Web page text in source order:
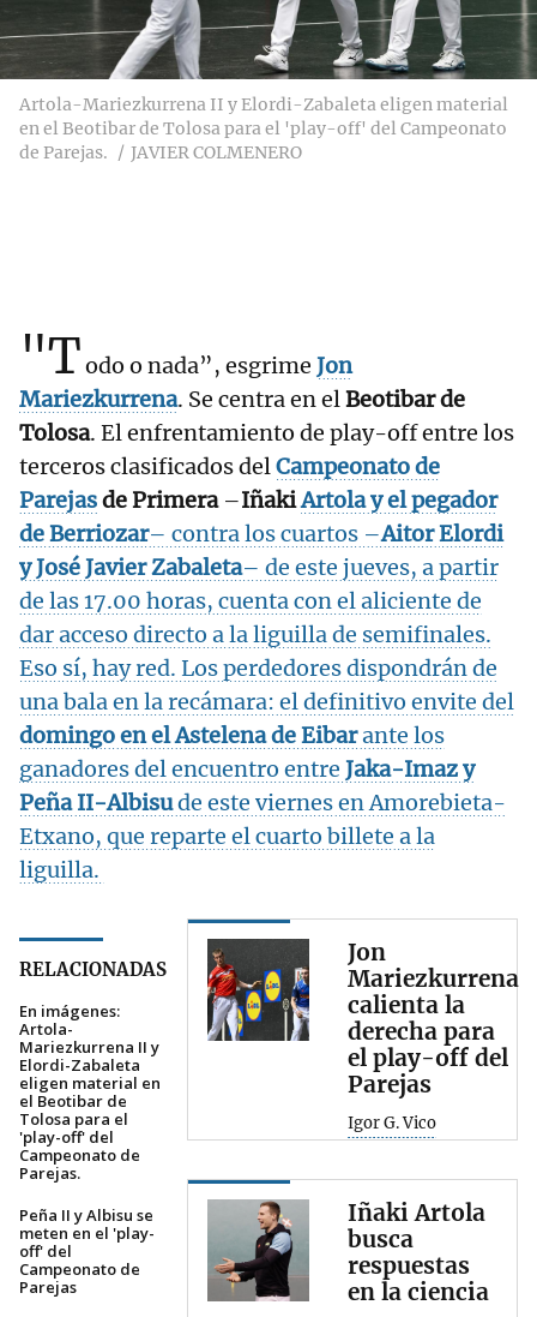
Artola-Mariezkurrena II y Elordi-Zabaleta eligen material
en el Beotibar de Tolosa para el 'play-off' del Campeonato
de Parejas.
JAVIER COLMENERO
"Todo o nada”, esgrime Jon
Mariezkurrena. Se centra en elBeotibar de
Tolosa. El enfrentamiento de play-off entre los
terceros clasificados delCampeonato de
Parejasde Primera–IñakiArtolay el pegador
de Berriozar– contra los cuartos –AitorElordi
y José JavierZabaleta– de este jueves, a partir
de las 17.00 horas, cuenta con el aliciente de
dar acceso directo a la liguilla de semifinales.
Eso sí, hay red. Los perdedores dispondrán de
una bala en la recámara: el definitivo envite del
domingo en el Astelena de Eibarante los
ganadores del encuentro entre Jaka-Imaz y
Peña II-Albisude este viernes en Amorebieta-
Etxano, que reparte el cuarto billete a la
liguilla.
RELACIONADAS
En imágenes:
Artola-
Mariezkurrena II y
Elordi-Zabaleta
eligen material en
el Beotibar de
Tolosa para el
'play-off' del
Campeonato de
Parejas.
Peña II y Albisu se
meten en el 'play-
off' del
Campeonato de
Parejas
Jon
Mariezkurrena
calienta la
derecha para
el play-off del
Parejas
Igor G. Vico
Iñaki Artola
busca
respuestas
en la ciencia